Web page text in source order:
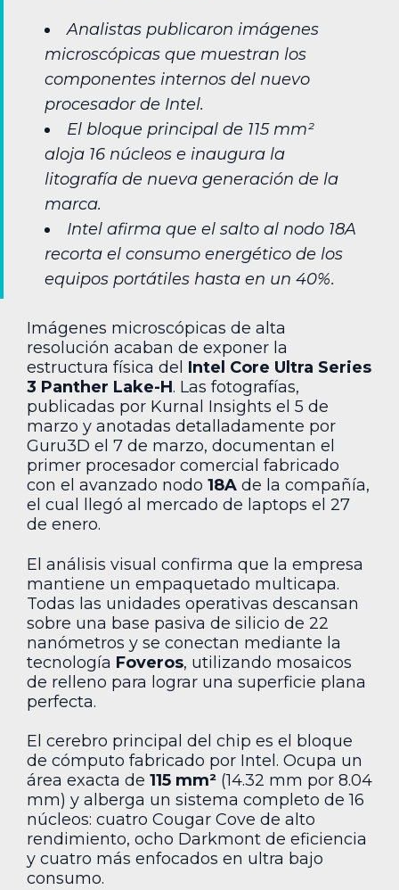
Analistas publicaron imágenes
microscópicas que muestran los
componentes internos del nuevo
procesador de Intel.
El bloque principal de 115 mm²
aloja 16 núcleos e inaugura la
litografía de nueva generación de la
marca.
Intel afirma que el salto al nodo 18A
recorta el consumo energético de los
equipos portátiles hasta en un 40%.
Imágenes microscópicas de alta
resolución acaban de exponer la
estructura física del Intel Core Ultra Series
3 Panther Lake-H. Las fotografías,
publicadas por Kurnal Insights el 5 de
marzo y anotadas detalladamente por
Guru3D el 7 de marzo, documentan el
primer procesador comercial fabricado
con el avanzado nodo 18A de la compañía,
el cual llegó al mercado de laptops el 27
de enero.
El análisis visual confirma que la empresa
mantiene un empaquetado multicapa.
Todas las unidades operativas descansan
sobre una base pasiva de silicio de 22
nanómetros y se conectan mediante la
tecnología Foveros, utilizando mosaicos
de relleno para lograr una superficie plana
perfecta.
El cerebro principal del chip es el bloque
de cómputo fabricado por Intel. Ocupa un
área exacta de 115 mm² (14.32 mm por 8.04
mm) y alberga un sistema completo de 16
núcleos: cuatro Cougar Cove de alto
rendimiento, ocho Darkmont de eficiencia
y cuatro más enfocados en ultra bajo
consumo.